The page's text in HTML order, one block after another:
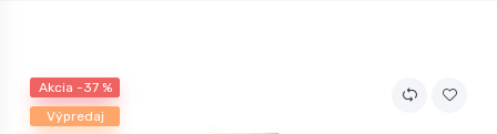
Akcia -37 %
Výpredaj